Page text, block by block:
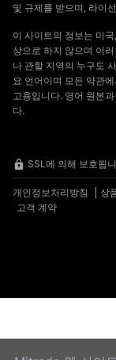
및 규제를 받으며, 라이
이 사이트의 정보는 미
상으로 하지 않으며 이
나 관할 지역의 누구도
요 언어이며 모든 약관
고용입니다. 영어 원본
다.
SSL에 의해 보호됩
개인정보처리방침 상
고객 계약